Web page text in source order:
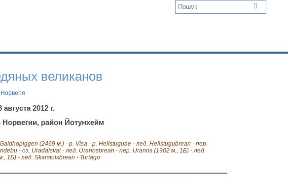
великанов
Норвегія
2012 г.
район Йотунхейм
(2469 м.) - р. Visa - р. Hellstuguae - лед. Hellstugubrean - пер.
- оз. Uradalsvat - лед. Uranosbrean - пер. Uranos (1902 м., 1Б) - лед.
1Б) - лед. Skarstolsbrean - Turtago